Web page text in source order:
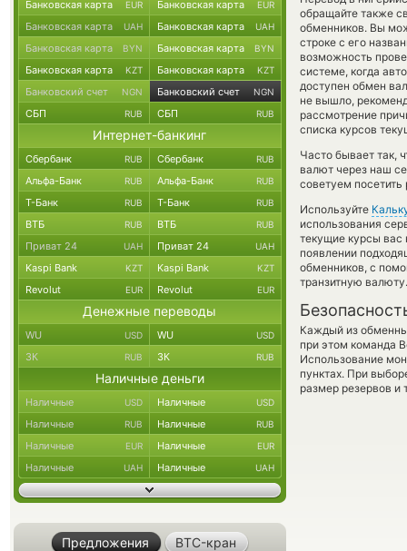
обращайте также
обменников. Вы
строке с его
возможность
системе, когда
доступен обмен
не вышло,
рассмотрение
списка курсов
Часто бывает так,
валют через наш
советуем посетить
Используйте
использования
текущие курсы вас
появлении
обменников, с
транзитную валюту.
Каждый из
при этом команда
Использование
пунктах. При
размер резервов и
Банковская карта EUR Банковская карта EUR
Банковская карта UAH Банковская карта UAH
Банковская карта BYN Банковская карта BYN
Банковская карта KZT Банковская карта KZT
Банковский счет NGN Банковский счет NGN
СБП RUB СБП RUB
Интернет-банкинг
Сбербанк RUB Сбербанк RUB
Альфа-Банк RUB Альфа-Банк RUB
Т-Банк RUB Т-Банк RUB
ВТБ RUB ВТБ RUB
Приват 24 UAH Приват 24 UAH
Kaspi Bank KZT Kaspi Bank KZT
Revolut EUR Revolut EUR
Денежные переводы
WU USD WU USD
ЗК RUB ЗК RUB
Наличные деньги
Наличные USD Наличные USD
Наличные RUB Наличные RUB
Наличные EUR Наличные EUR
Наличные UAH Наличные UAH
Предложения BTC-кран